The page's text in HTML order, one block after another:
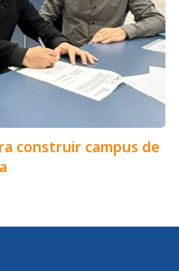
construir campus de